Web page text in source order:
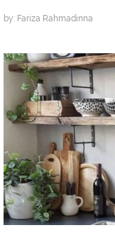
by: Fariza Rahmadinna